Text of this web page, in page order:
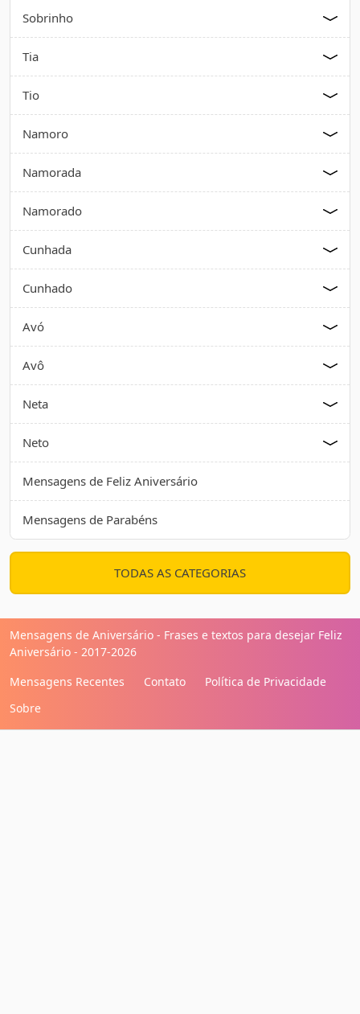
Sobrinho
Tia
Tio
Namoro
Namorada
Namorado
Cunhada
Cunhado
Avó
Avô
Neta
Neto
Mensagens de Feliz Aniversário
Mensagens de Parabéns
TODAS AS CATEGORIAS
Mensagens de Aniversário - Frases e textos para desejar Feliz
Aniversário - 2017-2026
Mensagens Recentes
Contato
Política de Privacidade
Sobre